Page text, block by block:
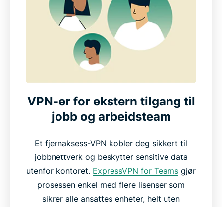
VPN-er for ekstern tilgang til
jobb og arbeidsteam
Et fjernaksess-VPN kobler deg sikkert til
jobbnettverk og beskytter sensitive data
utenfor kontoret. ExpressVPN for Teams gjør
prosessen enkel med flere lisenser som
sikrer alle ansattes enheter, helt uten